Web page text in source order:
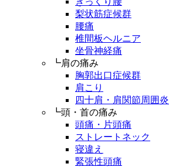
梨状筋症候群
腰痛
椎間板ヘルニア
坐骨神経痛
┗肩の痛み
胸郭出口症候群
肩こり
四十肩・肩関節周囲炎
┗頭・首の痛み
頭痛・片頭痛
ストレートネック
寝違え
緊張性頭痛